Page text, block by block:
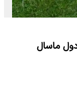
ماسال